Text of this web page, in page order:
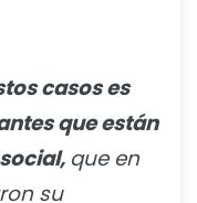
casos es
que están
que en
su